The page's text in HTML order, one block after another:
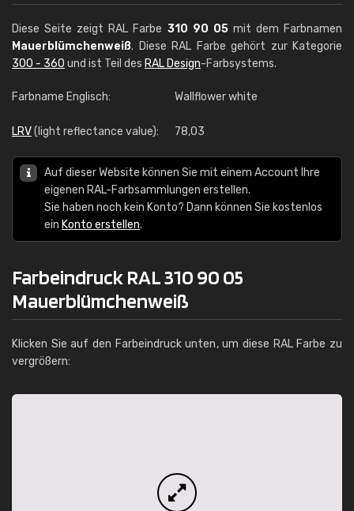
Diese Seite zeigt RAL Farbe 310 90 05mit dem Farbnamen
Mauerblümchenweiß. Diese RAL Farbe gehört zur Kategorie
300 - 360 und ist Teil des RAL Design-Farbsystems.
Farbname Englisch: Wallflower white
LRV(light reflectance value): 78,03
Auf dieser Website können Sie mit einem Account Ihre
eigenen RAL-Farbsammlungen erstellen.
Sie haben noch kein Konto? Dann können Sie kostenlos
ein Konto erstellen.
Farbeindruck RAL 310 90 05
Mauerblümchenweiß
Klicken Sie auf den Farbeindruck unten, um diese RAL Farbe zu
vergrößern: